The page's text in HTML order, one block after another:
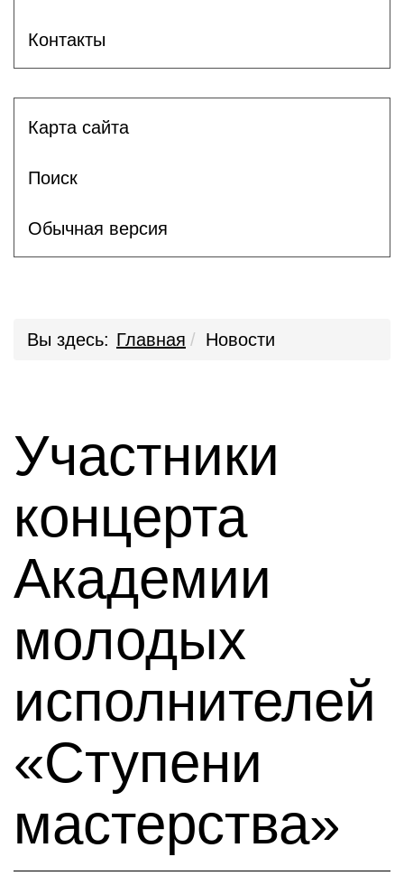
Контакты
Карта сайта
Поиск
Обычная версия
Вы здесь: Главная Новости
Участники
концерта
Академии
молодых
исполнителей
«Ступени
мастерства»